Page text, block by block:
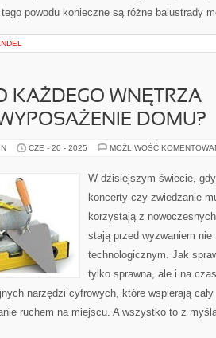
powodu konieczne są różne balustrady
KAŻDEGO WNĘTRZA
DOMU?
CZE - 20 - 2025 MOŻLIWOŚĆ
W dzisiejszym świecie,
koncerty czy zwiedzanie
korzystają z
stają przed wyzwaniem
technologicznym. Jak
tylko sprawna, ale i na
narzędzi cyfrowych, które wspierają
ruchem na miejscu. A wszystko to z